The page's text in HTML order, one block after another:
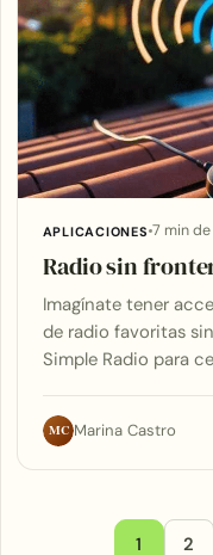
APLICACIONES 7 min
Radio sin
Imagínate tener
de radio favoritas
Simple Radio para
MC Marina Castro
1 2